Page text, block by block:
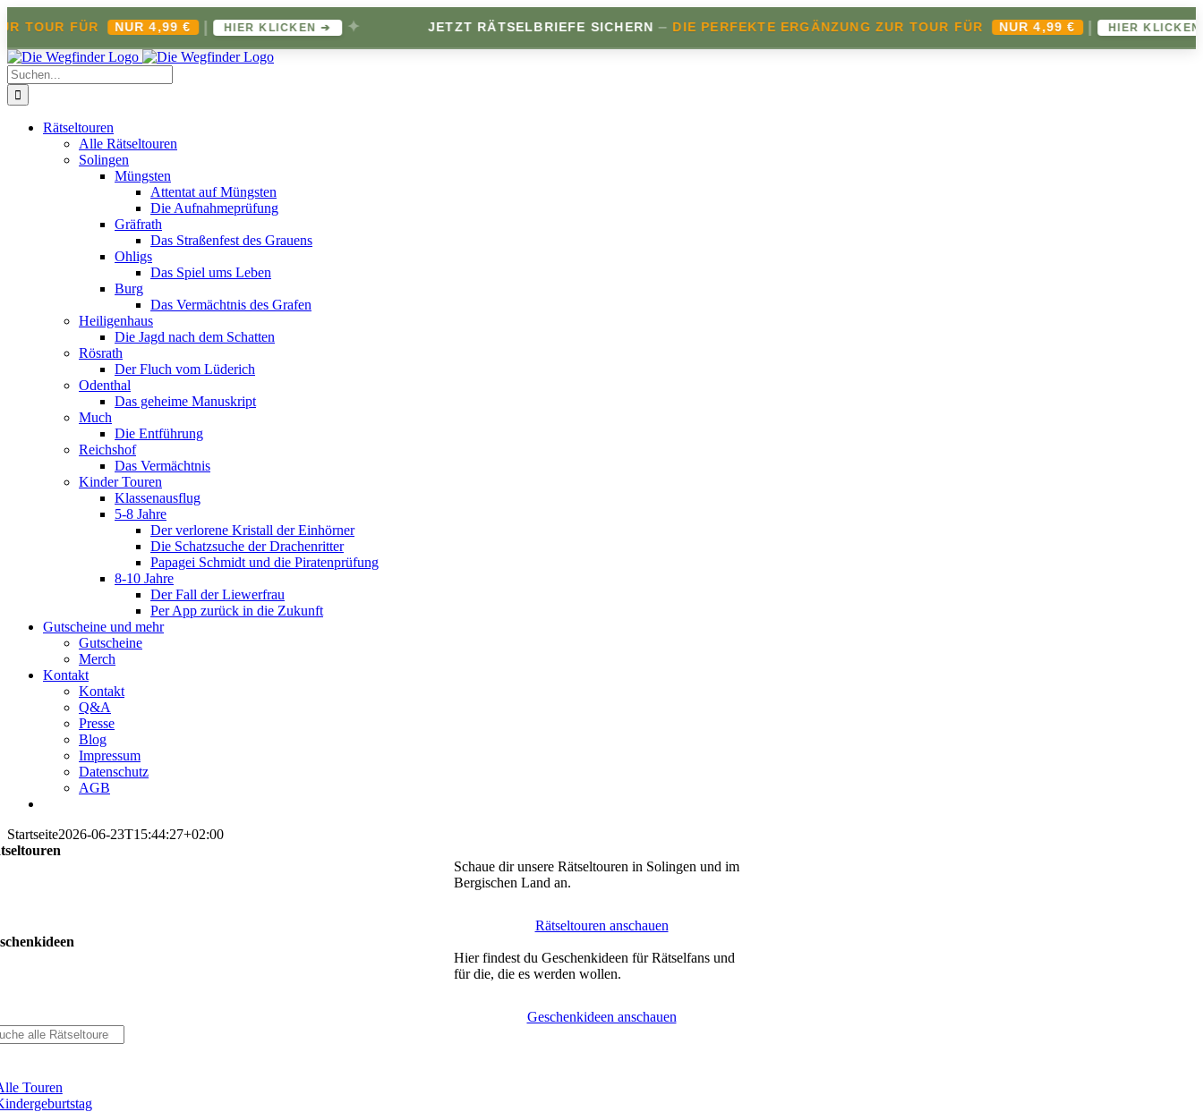
FÜR NUR 4,99 € | HIER KLICKEN ➔ ✦ JETZT RÄTSELBRIEFE SICHERN – DIE PERFEKTE ERGÄNZUNG ZUR TOUR FÜR NUR 4,99 € | HIER KLICKEN ➔ ✦
Zum
Inhalt
springen
Suche
nach:
Rätseltouren
Alle Rätseltouren
Solingen
Müngsten
Attentat auf Müngsten
Die Aufnahmeprüfung
Gräfrath
Das Straßenfest des Grauens
Ohligs
Das Spiel ums Leben
Burg
Das Vermächtnis des Grafen
Heiligenhaus
Die Jagd nach dem Schatten
Rösrath
Der Fluch vom Lüderich
Odenthal
Das geheime Manuskript
Much
Die Entführung
Reichshof
Das Vermächtnis
Kinder Touren
Klassenausflug
5-8 Jahre
Der verlorene Kristall der Einhörner
Die Schatzsuche der Drachenritter
Papagei Schmidt und die Piratenprüfung
8-10 Jahre
Der Fall der Liewerfrau
Per App zurück in die Zukunft
Gutscheine und mehr
Gutscheine
Merch
Kontakt
Kontakt
Q&A
Presse
Blog
Impressum
Datenschutz
AGB
Startseite2026-06-23T15:44:27+02:00
Schaue dir unsere Rätseltouren in Solingen und im
Bergischen Land an.
Rätseltouren anschauen
Hier findest du Geschenkideen für Rätselfans und
für die, die es werden wollen.
Geschenkideen anschauen
Touren